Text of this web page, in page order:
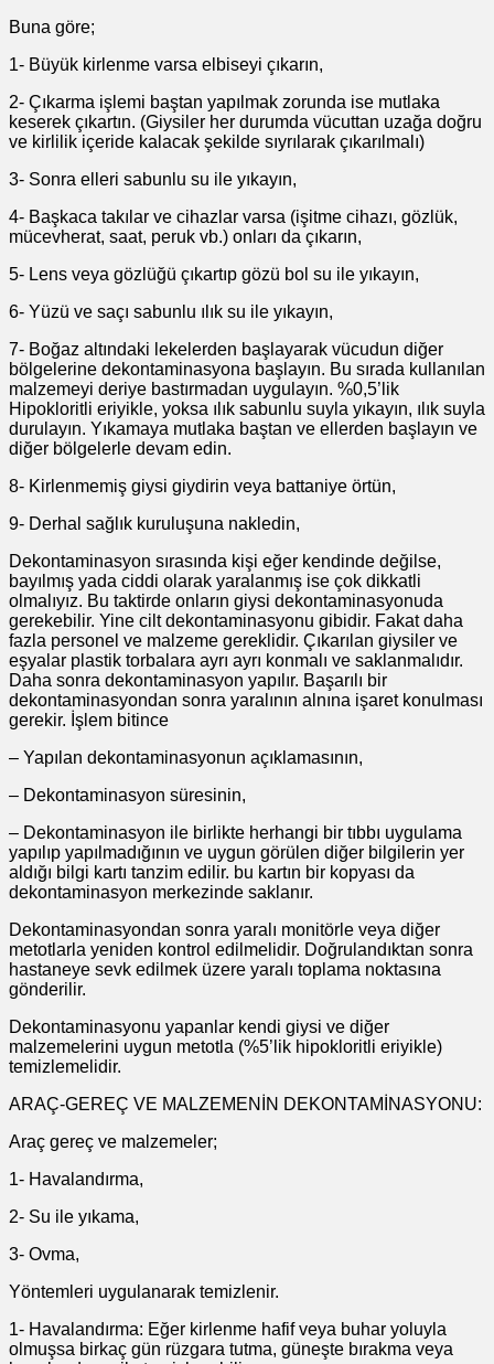
Buna göre;
1- Büyük kirlenme varsa elbiseyi çıkarın,
2- Çıkarma işlemi baştan yapılmak zorunda ise mutlaka
keserek çıkartın. (Giysiler her durumda vücuttan uzağa doğru
ve kirlilik içeride kalacak şekilde sıyrılarak çıkarılmalı)
3- Sonra elleri sabunlu su ile yıkayın,
4- Başkaca takılar ve cihazlar varsa (işitme cihazı, gözlük,
mücevherat, saat, peruk vb.) onları da çıkarın,
5- Lens veya gözlüğü çıkartıp gözü bol su ile yıkayın,
6- Yüzü ve saçı sabunlu ılık su ile yıkayın,
7- Boğaz altındaki lekelerden başlayarak vücudun diğer
bölgelerine dekontaminasyona başlayın. Bu sırada kullanılan
malzemeyi deriye bastırmadan uygulayın. %0,5’lik
Hipokloritli eriyikle, yoksa ılık sabunlu suyla yıkayın, ılık suyla
durulayın. Yıkamaya mutlaka baştan ve ellerden başlayın ve
diğer bölgelerle devam edin.
8- Kirlenmemiş giysi giydirin veya battaniye örtün,
9- Derhal sağlık kuruluşuna nakledin,
Dekontaminasyon sırasında kişi eğer kendinde değilse,
bayılmış yada ciddi olarak yaralanmış ise çok dikkatli
olmalıyız. Bu taktirde onların giysi dekontaminasyonuda
gerekebilir. Yine cilt dekontaminasyonu gibidir. Fakat daha
fazla personel ve malzeme gereklidir. Çıkarılan giysiler ve
eşyalar plastik torbalara ayrı ayrı konmalı ve saklanmalıdır.
Daha sonra dekontaminasyon yapılır. Başarılı bir
dekontaminasyondan sonra yaralının alnına işaret konulması
gerekir. İşlem bitince
– Yapılan dekontaminasyonun açıklamasının,
– Dekontaminasyon süresinin,
– Dekontaminasyon ile birlikte herhangi bir tıbbı uygulama
yapılıp yapılmadığının ve uygun görülen diğer bilgilerin yer
aldığı bilgi kartı tanzim edilir. bu kartın bir kopyası da
dekontaminasyon merkezinde saklanır.
Dekontaminasyondan sonra yaralı monitörle veya diğer
metotlarla yeniden kontrol edilmelidir. Doğrulandıktan sonra
hastaneye sevk edilmek üzere yaralı toplama noktasına
gönderilir.
Dekontaminasyonu yapanlar kendi giysi ve diğer
malzemelerini uygun metotla (%5’lik hipokloritli eriyikle)
temizlemelidir.
ARAÇ-GEREÇ VE MALZEMENİN DEKONTAMİNASYONU:
Araç gereç ve malzemeler;
1- Havalandırma,
2- Su ile yıkama,
3- Ovma,
Yöntemleri uygulanarak temizlenir.
1- Havalandırma: Eğer kirlenme hafif veya buhar yoluyla
olmuşsa birkaç gün rüzgara tutma, güneşte bırakma veya